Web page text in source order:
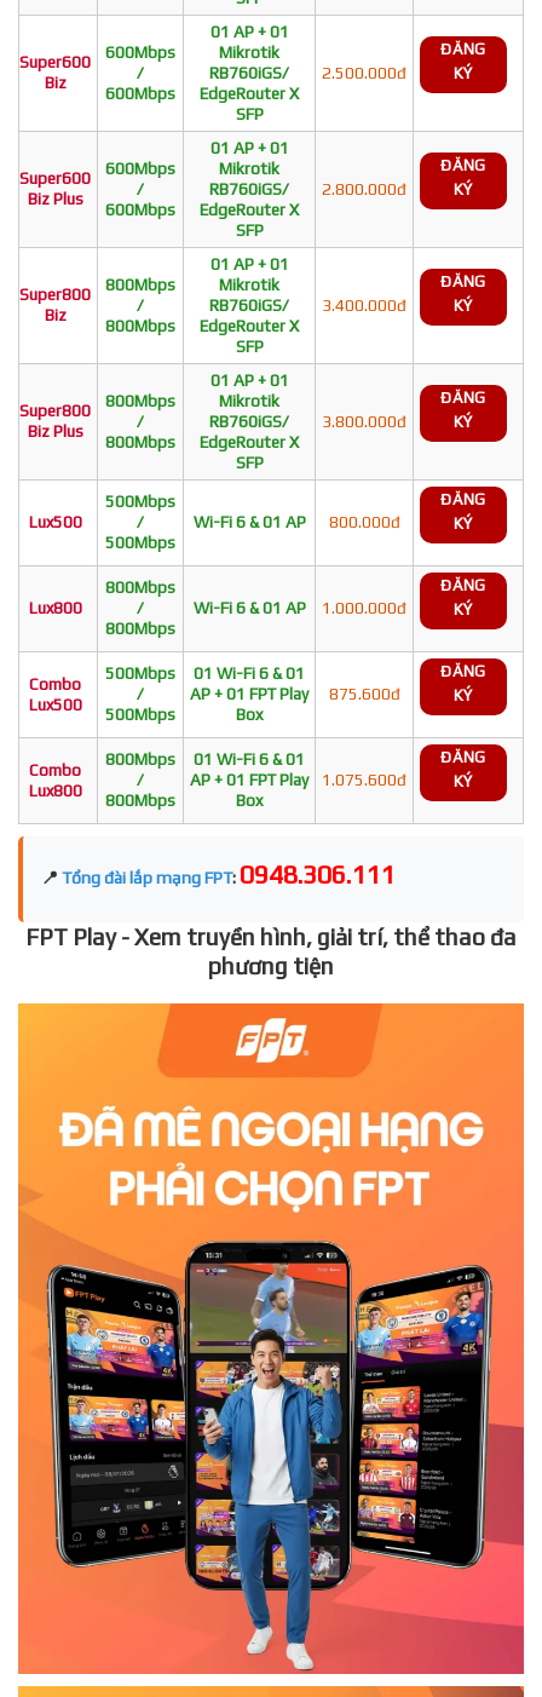
Super600
Biz
600Mbps
/
600Mbps
01 AP + 01
Mikrotik
RB760iGS/
EdgeRouter X
SFP
2.500.000đ
ĐĂNG
KÝ
Super600
Biz Plus
600Mbps
/
600Mbps
01 AP + 01
Mikrotik
RB760iGS/
EdgeRouter X
SFP
2.800.000đ
ĐĂNG
KÝ
Super800
Biz
800Mbps
/
800Mbps
01 AP + 01
Mikrotik
RB760iGS/
EdgeRouter X
SFP
3.400.000đ
ĐĂNG
KÝ
Super800
Biz Plus
800Mbps
/
800Mbps
01 AP + 01
Mikrotik
RB760iGS/
EdgeRouter X
SFP
3.800.000đ
ĐĂNG
KÝ
Lux500
500Mbps
/
500Mbps
Wi-Fi 6 & 01 AP 800.000đ
ĐĂNG
KÝ
Lux800
800Mbps
/
800Mbps
Wi-Fi 6 & 01 AP 1.000.000đ
ĐĂNG
KÝ
Combo
Lux500
500Mbps
/
500Mbps
01 Wi-Fi 6 & 01
AP + 01 FPT Play
Box
875.600đ
ĐĂNG
KÝ
Combo
Lux800
800Mbps
/
800Mbps
01 Wi-Fi 6 & 01
AP + 01 FPT Play
Box
1.075.600đ
ĐĂNG
KÝ
📍 Tổng đài lắp mạng FPT: 0948.306.111
FPT Play - Xem truyền hình, giải trí, thể thao đa
phương tiện